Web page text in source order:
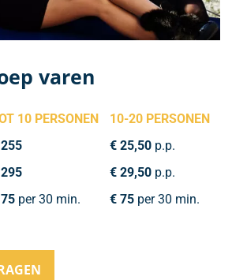
varen
10 PERSONEN
10-20 PERSONEN
€ 25,50 p.p.
€ 29,50 p.p.
per 30 min. € 75 per 30 min.